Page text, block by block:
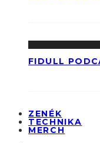
FIDULL
ZENÉK
TECHNIKA
MERCH